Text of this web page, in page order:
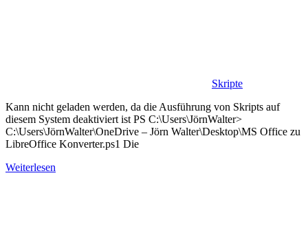
Skripte
Kann nicht geladen werden, da die Ausführung von Skripts auf
diesem System deaktiviert ist PS C:\Users\JörnWalter>
C:\Users\JörnWalter\OneDrive – Jörn Walter\Desktop\MS Office zu
LibreOffice Konverter.ps1 Die
Weiterlesen